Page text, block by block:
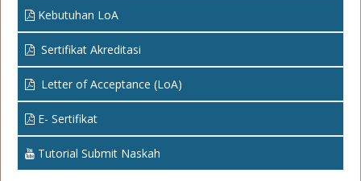
Kebutuhan LoA
Sertifikat Akreditasi
Letter of Acceptance (LoA)
E- Sertifikat
Tutorial Submit Naskah